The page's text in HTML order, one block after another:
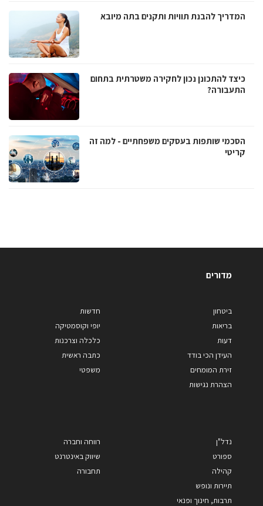
המדריך להבנת תוויות ותקנים בתה מיובא
כיצד להתכונן נכון לחקירה משטרתית בתחום
התעבורה?
הסכמי שותפות בעסקים משפחתיים - למה זה
קריטי
מדורים
ביטחון
בריאות
דעות
העידן הכי בודד
זירת המומחים
הצהרת נגישות
חדשות
יופי וקוסמטיקה
כלכלה וצרכנות
כתבה ראשית
משפטי
נדל"ן
ספורט
קהילה
תיירות ונופש
תרבות, חינוך ופנאי
רווחה וחברה
שיווק באינטרנט
תחבורה